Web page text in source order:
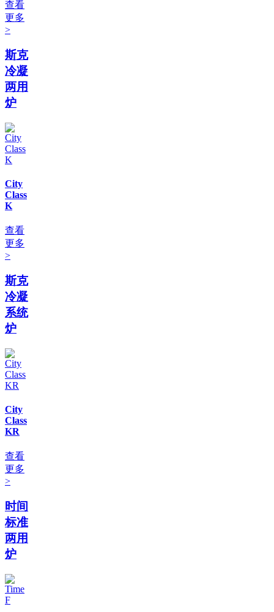
查看
更多
>
斯克
冷凝
两用
炉
City
Class
K
查看
更多
>
斯克
冷凝
系统
炉
City
Class
KR
查看
更多
>
时间
标准
两用
炉